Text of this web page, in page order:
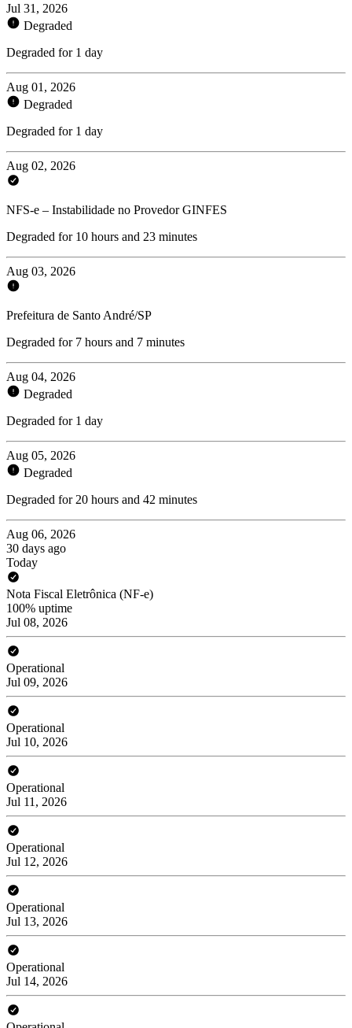
Jul 31, 2026
Degraded
Degraded for 1 day
Aug 01, 2026
Degraded
Degraded for 1 day
Aug 02, 2026
NFS-e – Instabilidade no Provedor GINFES
Degraded for 10 hours and 23 minutes
Aug 03, 2026
Prefeitura de Santo André/SP
Degraded for 7 hours and 7 minutes
Aug 04, 2026
Degraded
Degraded for 1 day
Aug 05, 2026
Degraded
Degraded for 20 hours and 42 minutes
Aug 06, 2026
30 days ago
Today
Nota Fiscal Eletrônica (NF-e)
100% uptime
Jul 08, 2026
Operational
Jul 09, 2026
Operational
Jul 10, 2026
Operational
Jul 11, 2026
Operational
Jul 12, 2026
Operational
Jul 13, 2026
Operational
Jul 14, 2026